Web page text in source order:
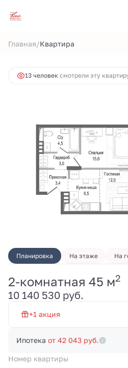
Главная/Квартира
Ипотекаот 42 043 руб.
13 человек смотрели эту
Планировка На этаже На
2-комнатная 45 м2
10 140 530 руб.
+1 акция
Первый взнос от 20%
платежи 100 000
мес. до 20.03.2028.
действует до
31.08.2026.
Ипотека от 42 043 руб.
Номер квартиры